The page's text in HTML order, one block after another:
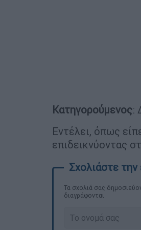
Κατηγορούμενος:
Εντέλει, όπως
επιδεικνύοντας
Τα σχολιά σας
διαγράφονται